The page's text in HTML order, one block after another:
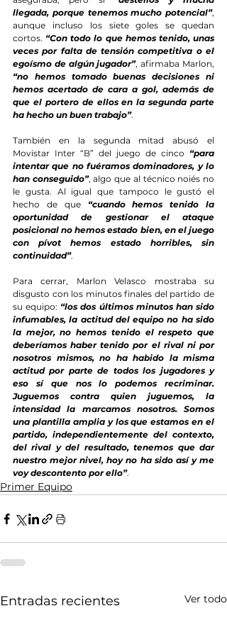
llegada, porque tenemos mucho potencial”,
aunque incluso los siete goles se quedan
cortos. “Con todo lo que hemos tenido, unas
veces por falta de tensión competitiva o el
egoísmo de algún jugador”
“no hemos tomado buenas decisiones ni
hemos acertado de cara a gol, además de
que el portero de ellos en la segunda parte
ha hecho un buen trabajo”.
También en la segunda mitad abusó el
Movistar Inter “B” del juego de cinco “para
intentar que no fuéramos dominadores, y lo
han conseguido”, algo que al técnico noiés no
le gusta. Al igual que tampoco le gustó el
hecho de que “cuando hemos tenido la
oportunidad de gestionar el ataque
posicional no hemos estado bien, en el juego
con pívot hemos estado horribles, sin
continuidad”.
Para cerrar, Marlon Velasco mostraba su
disgusto con los minutos finales del partido de
su equipo: “los dos últimos minutos han sido
infumables, la actitud del equipo no ha sido
la mejor, no hemos tenido el respeto que
deberíamos haber tenido por el rival ni por
nosotros mismos, no ha habido la misma
actitud por parte de todos los jugadores y
eso sí que nos lo podemos recriminar.
Juguemos contra quien juguemos, la
intensidad la marcamos nosotros. Somos
una plantilla amplia y los que estamos en el
partido, independientemente del contexto,
del rival y del resultado, tenemos que dar
nuestro mejor nivel, hoy no ha sido así y me
voy descontento por ello”.
Primer Equipo
Entradas recientes Ver todo